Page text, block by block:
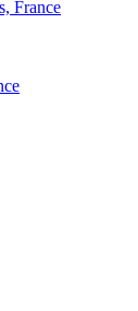
France